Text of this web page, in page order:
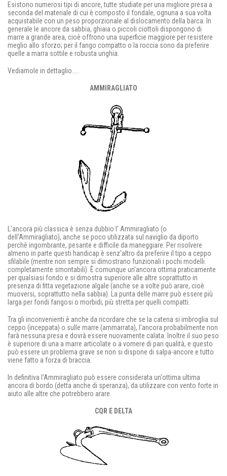
Esistono numerosi tipi di ancore, tutte studiate per una migliore presa a
seconda del materiale di cui è composto il fondale, ognuna a sua volta
acquistabile con un peso proporzionale al dislocamento della barca. In
generale le ancore da sabbia, ghiaia o piccoli ciottoli dispongono di
marre a grande area, cioè offrono una superficie maggiore per resistere
meglio allo sforzo; per il fango compatto o la roccia sono da preferire
quelle a marra sottile e robusta unghia.
Vediamole in dettaglio.....
AMMIRAGLIATO
L'ancora più classica è senza dubbio l' Ammiragliato (o
dell'Ammiragliato), anche se poco utilizzata sul naviglio da diporto
perchè ingombrante, pesante e difficile da maneggiare. Per risolvere
almeno in parte questi handicap è senz'altro da preferire il tipo a ceppo
sfilabile (mentre non sempre si dimostrano funzionali i pochi modelli
completamente smontabili). È comunque un'ancora ottima praticamente
per qualsiasi fondo e si dimostra superiore alle altre soprattutto in
presenza di fitta vegetazione algale (anche se a volte può arare, cioè
muoversi, soprattutto nella sabbia). La punta delle marre può essere più
larga per fondi fangosi o morbidi, più stretta per quelli compatti.
Tra gli inconvenienti è anche da ricordare che se la catena si imbroglia sul
ceppo (inceppata) o sulle marre (ammarrata), l'ancora probabilmente non
farà nessuna presa e dovrà essere nuovamente calata. Inoltre il suo peso
è superiore di una a marre articolate o a vomere di pari qualità, e questo
può essere un problema grave se non si dispone di salpa-ancore e tutto
viene fatto a forza di braccia.
In definitiva l'Ammiragliato può essere considerata un'ottima ultima
ancora di bordo (detta anche di speranza), da utilizzare con vento forte in
aiuto alle altre che potrebbero arare.
CQR E DELTA